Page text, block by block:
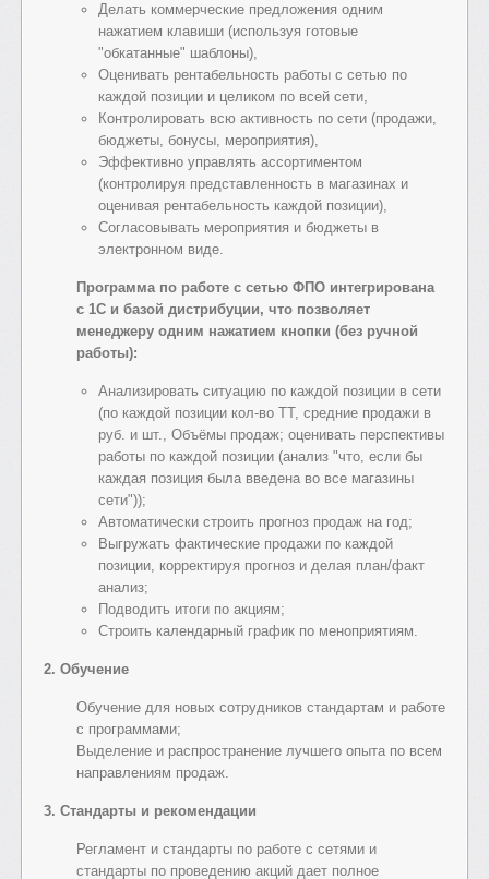
Делать коммерческие предложения одним
нажатием клавиши (используя готовые
"обкатанные" шаблоны),
Оценивать рентабельность работы с сетью по
каждой позиции и целиком по всей сети,
Контролировать всю активность по сети (продажи,
бюджеты, бонусы, мероприятия),
Эффективно управлять ассортиментом
(контролируя представленность в магазинах и
оценивая рентабельность каждой позиции),
Согласовывать мероприятия и бюджеты в
электронном виде.
Программа по работе с сетью ФПО интегрирована
с 1С и базой дистрибуции, что позволяет
менеджеру одним нажатием кнопки (без ручной
работы):
Анализировать ситуацию по каждой позиции в сети
(по каждой позиции кол-во ТТ, средние продажи в
руб. и шт., Объёмы продаж; оценивать перспективы
работы по каждой позиции (анализ "что, если бы
каждая позиция была введена во все магазины
сети"));
Автоматически строить прогноз продаж на год;
Выгружать фактические продажи по каждой
позиции, корректируя прогноз и делая план/факт
анализ;
Подводить итоги по акциям;
Строить календарный график по меноприятиям.
2. Обучение
Обучение для новых сотрудников стандартам и работе
с программами;
Выделение и распространение лучшего опыта по всем
направлениям продаж.
3. Стандарты и рекомендации
Регламент и стандарты по работе с сетями и
стандарты по проведению акций дает полное